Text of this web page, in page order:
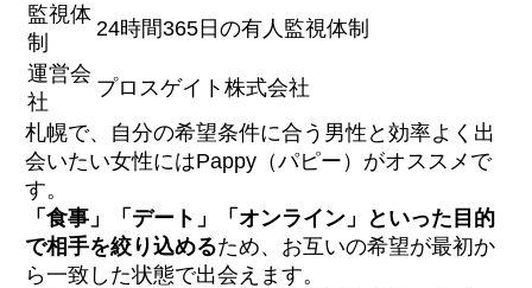
監視体
制
24時間365日の有人監視体制
運営会
社
プロスゲイト株式会社
札幌で、自分の希望条件に合う男性と効率よく出
会いたい女性にはPappy（パピー）がオススメで
す。
「食事」「デート」「オンライン」といった目的
で相手を絞り込めるため、お互いの希望が最初か
ら一致した状態で出会えます。